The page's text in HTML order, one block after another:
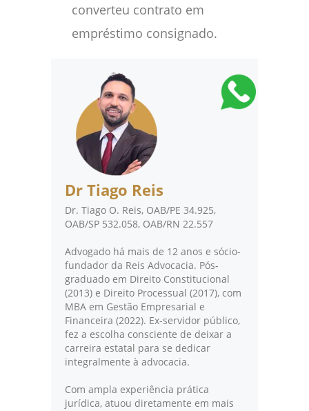
converteu contrato em
empréstimo consignado.
Dr Tiago Reis
Dr. Tiago O. Reis, OAB/PE 34.925,
OAB/SP 532.058, OAB/RN 22.557
Advogado há mais de 12 anos e sócio-
fundador da Reis Advocacia. Pós-
graduado em Direito Constitucional
(2013) e Direito Processual (2017), com
MBA em Gestão Empresarial e
Financeira (2022). Ex-servidor público,
fez a escolha consciente de deixar a
carreira estatal para se dedicar
integralmente à advocacia.
Com ampla experiência prática
jurídica, atuou diretamente em mais